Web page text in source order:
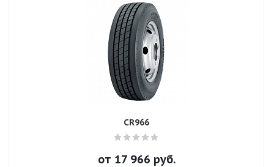
CR966
от 17 966 руб.